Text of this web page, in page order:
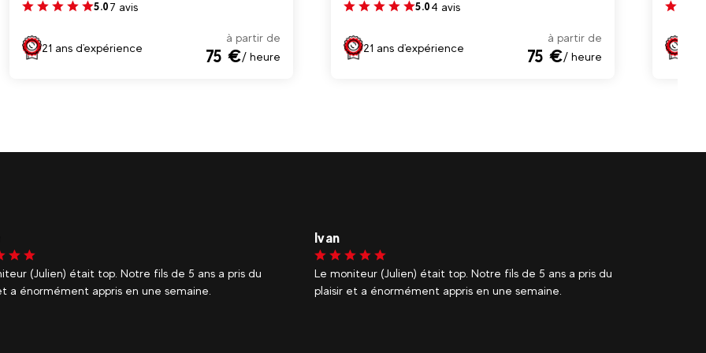
5.07 avis
21 ans d'expérience
à partir de
75 €/ heure
5.04 avis
21 ans d'expérience
à partir de
75 €/ heure
(Julien) était top. Notre fils de 5 ans a pris du
a énormément appris en une semaine.
Tom
Les moniteurs étaient excellents et mes deux enfants ont
très bien progressé pour leur première fois au ski. A